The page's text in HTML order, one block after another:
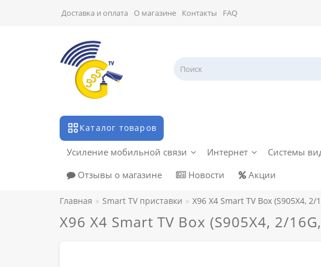
Доставка и оплата О магазине Контакты FAQ
Каталог товаров
Усиление мобильной связи Интернет Системы
Отзывы о магазине
Новости Акции
Главная Smart TV приставки X96 X4 Smart TV Box (S905X4,
X96 X4 Smart TV Box (S905X4, 2/